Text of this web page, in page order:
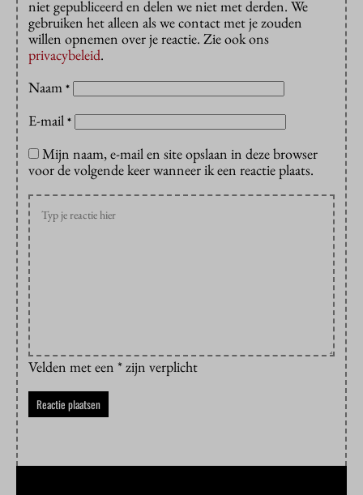
niet gepubliceerd en delen we niet met derden. We
gebruiken het alleen als we contact met je zouden
willen opnemen over je reactie. Zie ook ons
privacybeleid.
Naam *
E-mail *
Mijn naam, e-mail en site opslaan in deze browser
voor de volgende keer wanneer ik een reactie plaats.
Velden met een * zijn verplicht